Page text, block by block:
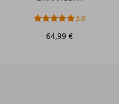
5.0
64,99 €